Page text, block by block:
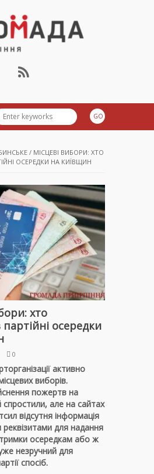
Приірпіння
/ МІСЦЕВІ ВИБОРИ: ХТО
ОСЕРЕДКИ НА КИЇВЩИН
хто
партійні осередки
0
активно
виборів.
пожертв на
спростили, але на сайтах
відсутня інформація
реквізитами для надання
осередкам або ж
незручний для
спосіб.